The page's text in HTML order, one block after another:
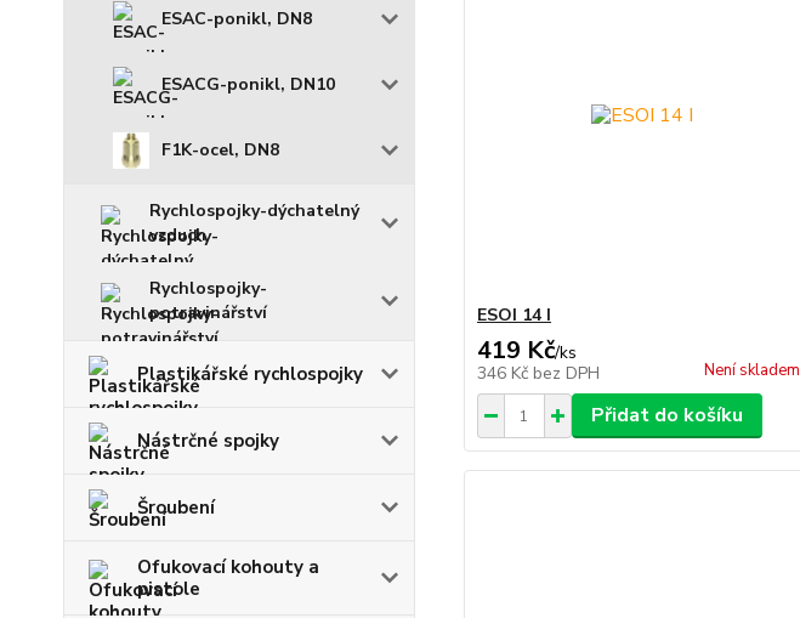
ESAC-ponikl, DN8
ESACG-ponikl, DN10
F1K-ocel, DN8
Rychlospojky-dýchatelný
vzduch
Rychlospojky-
potravinářství
Plastikářské rychlospojky
Nástrčné spojky
Šroubení
Ofukovací kohouty a
pistole
ESOI 14 I
419 Kč/ks
346 Kč bez DPH Není skladem
Přidat do košíku